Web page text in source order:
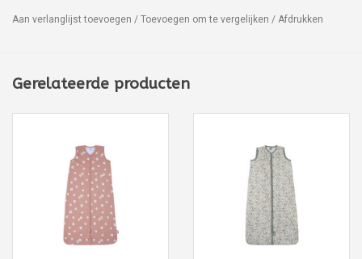
Aan verlanglijst toevoegen / Toevoegen om te vergelijken / Afdrukken
Gerelateerde producten